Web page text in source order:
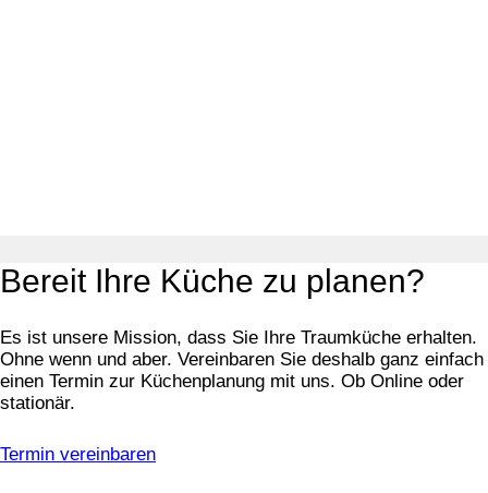
Bereit Ihre Küche zu planen?
Es ist unsere Mission, dass Sie Ihre Traumküche erhalten.
Ohne wenn und aber. Vereinbaren Sie deshalb ganz einfach
einen Termin zur Küchenplanung mit uns. Ob Online oder
stationär.
Termin vereinbaren